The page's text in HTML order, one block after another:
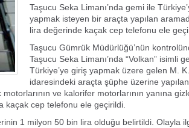
Taşucu Seka Limanı’nda gemi ile
yapmak isteyen bir araçta yapılan
lira değerinde kaçak cep telefonu ele
Taşucu Gümrük Müdürlüğü’nün
Taşucu Seka Limanı’nda “Volkan” isimli
Türkiye’ye giriş yapmak üzere gelen M. K.
idaresindeki araçta şüphe üzerine
ve kalorifer motorlarının yanına
cep telefonu ele geçirildi.
1 milyon 50 bin lira olduğu belirtildi. Olayla